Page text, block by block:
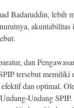
Badaruddin, lebih
akuntabilitas
dan
tersebut memiliki
dan optimal.
Undang SPIP.